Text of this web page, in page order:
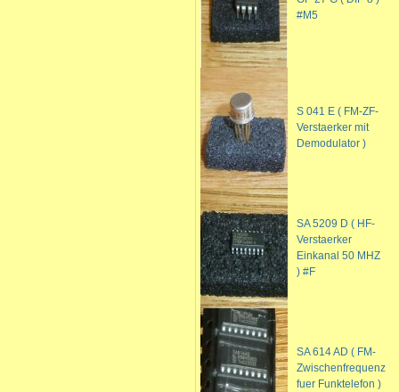
#M5
S 041 E ( FM-ZF-
Verstaerker mit
Demodulator )
SA 5209 D ( HF-
Verstaerker
Einkanal 50 MHZ
) #F
SA 614 AD ( FM-
Zwischenfrequenz
fuer Funktelefon )